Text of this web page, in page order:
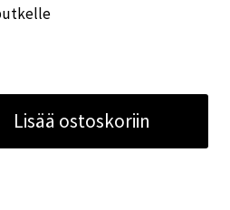
Lisää ostoskoriin